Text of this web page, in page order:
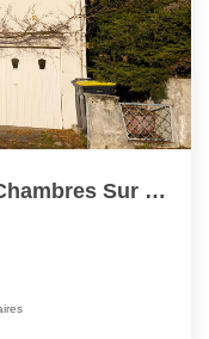
Maison 5 Pièces 107 M² 3-4 Chambres Sur Parcelle De 9 Ares...